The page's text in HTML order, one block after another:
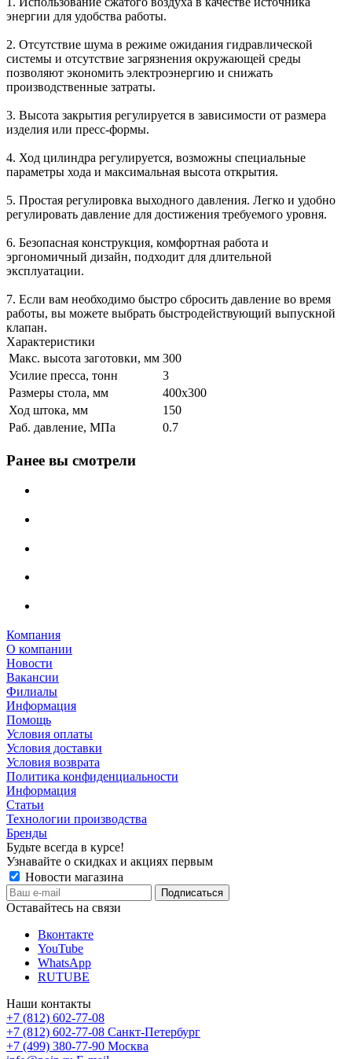
энергии для удобства работы.
2. Отсутствие шума в режиме ожидания гидравлической
системы и отсутствие загрязнения окружающей среды
позволяют экономить электроэнергию и снижать
производственные затраты.
3. Высота закрытия регулируется в зависимости от размера
изделия или пресс-формы.
4. Ход цилиндра регулируется, возможны специальные
параметры хода и максимальная высота открытия.
5. Простая регулировка выходного давления. Легко и удобно
регулировать давление для достижения требуемого уровня.
6. Безопасная конструкция, комфортная работа и
эргономичный дизайн, подходит для длительной
эксплуатации.
7. Если вам необходимо быстро сбросить давление во время
работы, вы можете выбрать быстродействующий выпускной
клапан.
Характеристики
Макс. высота заготовки, мм 300
Усилие пресса, тонн
3
Размеры стола, мм
400х300
Ход штока, мм
150
Раб. давление, МПа
0.7
Ранее вы смотрели
Компания
О компании
Новости
Вакансии
Филиалы
Информация
Помощь
Условия оплаты
Условия доставки
Условия возврата
Политика конфиденциальности
Информация
Статьи
Технологии производства
Бренды
Будьте всегда в курсе!
Узнавайте о скидках и акциях первым
Новости магазина
Оставайтесь на связи
Вконтакте
YouTube
WhatsApp
RUTUBE
Наши контакты
+7 (812) 602-77-08
+7 (812) 602-77-08 Санкт-Петербург
+7 (499) 380-77-90 Москва